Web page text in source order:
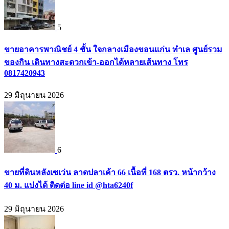
5
ขายอาคารพาณิชย์ 4 ชั้น ใจกลางเมืองขอนแก่น ทำเล ศูนย์รวม
ของกิน เดินทางสะดวกเข้า-ออกได้หลายเส้นทาง โทร
0817420943
29 มิถุนายน 2026
6
ขายที่ดินหลังเซเว่น ลาดปลาเค้า 66 เนื้อที่ 168 ตรว. หน้ากว้าง
40 ม. แบ่งได้ ติดต่อ line id @hta6240f
29 มิถุนายน 2026